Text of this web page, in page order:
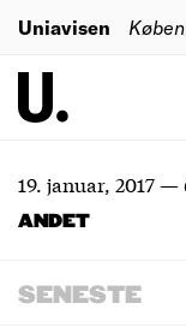
Uniavisen
19. januar, 2017—
ANDET
SENESTE